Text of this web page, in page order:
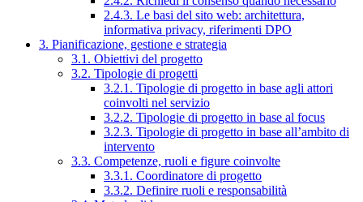
2.4.3. Le basi del sito web: architettura,
informativa privacy, riferimenti DPO
3. Pianificazione, gestione e strategia
3.1. Obiettivi del progetto
3.2. Tipologie di progetti
3.2.1. Tipologie di progetto in base agli attori
coinvolti nel servizio
3.2.2. Tipologie di progetto in base al focus
3.2.3. Tipologie di progetto in base all’ambito di
intervento
3.3. Competenze, ruoli e figure coinvolte
3.3.1. Coordinatore di progetto
3.3.2. Definire ruoli e responsabilità